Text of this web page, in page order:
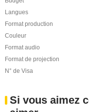
Langues
Format production
Couleur
Format audio
Format de projection
N° de Visa
Si vous aimez